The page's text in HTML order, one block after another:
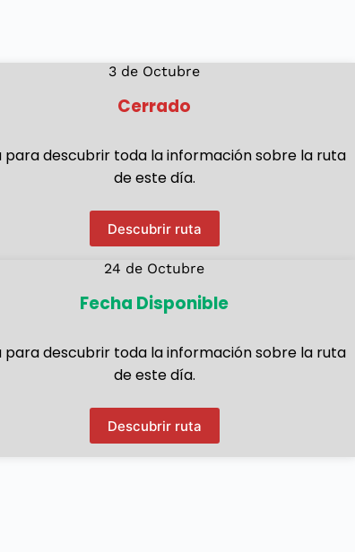
3 de Octubre
Cerrado
para descubrir toda la información sobre la ruta
de este día.
Descubrir ruta
24 de Octubre
Fecha Disponible
para descubrir toda la información sobre la ruta
de este día.
Descubrir ruta